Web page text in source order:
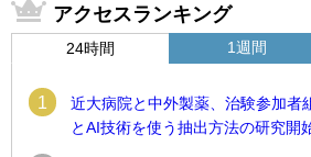
アクセスランキング
24時間
1
近大病院と中外製薬、治験参加者
とAI技術を使う抽出方法の研究開
1週間